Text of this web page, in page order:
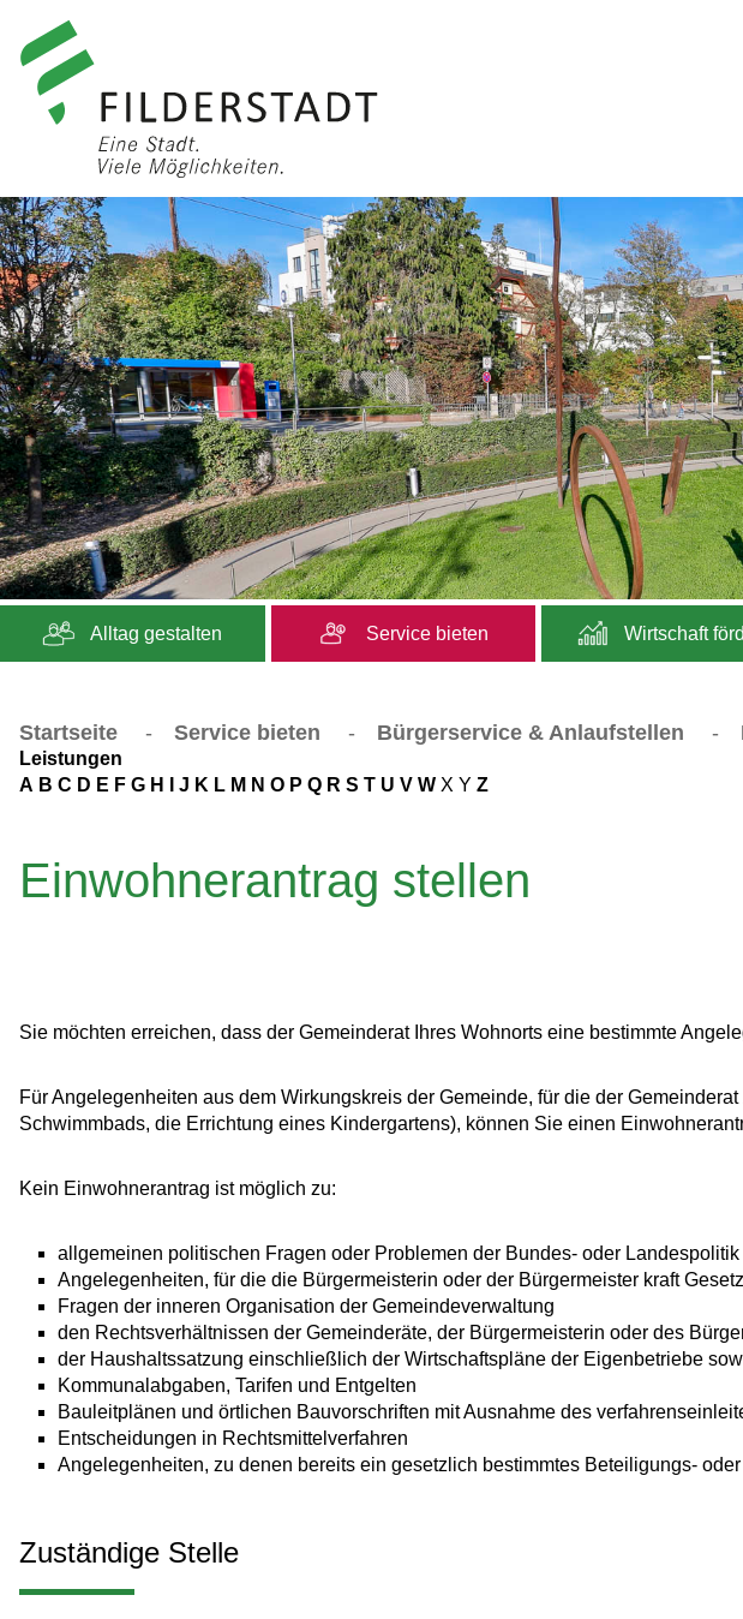
Alltag gestalten Service bieten Wirtschaft
Startseite - Service bieten - Bürgerservice & Anlaufstellen -
Leistungen
A B C D E F G H J K L M N O P Q R S T U V W X Y Z
Einwohnerantrag stellen
Sie möchten erreichen, dass der Gemeinderat Ihres Wohnorts eine bestimmte
Für Angelegenheiten aus dem Wirkungskreis der Gemeinde, für die der
Schwimmbads, die Errichtung eines Kindergartens), können Sie einen
Kein Einwohnerantrag ist möglich zu:
allgemeinen politischen Fragen oder Problemen der Bundes- oder Landespolitik
Angelegenheiten, für die die Bürgermeisterin oder der Bürgermeister kraft
Fragen der inneren Organisation der Gemeindeverwaltung
den Rechtsverhältnissen der Gemeinderäte, der Bürgermeisterin oder des
der Haushaltssatzung einschließlich der Wirtschaftspläne der Eigenbetriebe
Kommunalabgaben, Tarifen und Entgelten
Bauleitplänen und örtlichen Bauvorschriften mit Ausnahme des
Entscheidungen in Rechtsmittelverfahren
Angelegenheiten, zu denen bereits ein gesetzlich bestimmtes Beteiligungs-
Zuständige Stelle